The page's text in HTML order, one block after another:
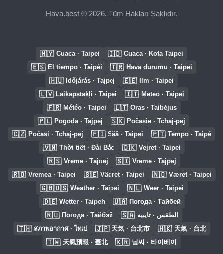
Hava.best © 2026. Tüm Hakları Saklıdır.
🇲🇾 Cuaca · Taipei 🇮🇩 Cuaca · Kota Taipei
🇪🇸 El tiempo · Taipéi 🇹🇷 Hava durumu · Taipei
🇭🇺 Időjárás · Tajpej 🇪🇪 Ilm · Taipei
🇱🇻 Laikapstākļi · Taipei 🇮🇹 Meteo · Taipei
🇫🇷 Météo · Taipei 🇱🇹 Oras · Taibėjus
🇵🇱 Pogoda · Tajpej 🇸🇰 Počasie · Tchaj-pej
🇨🇿 Počasí · Tchaj-pej 🇫🇮 Sää · Taipei 🇵🇹 Tempo · Taipé
🇻🇳 Thời tiết · Đài Bắc 🇩🇰 Vejret · Taipei
🇷🇸 Vreme · Тајпеј 🇸🇮 Vreme · Tajpej
🇷🇴 Vremea · Taipei 🇸🇪 Vädret · Taipei 🇳🇴 Været · Taipei
🇬🇧🇺🇸 Weather · Taipei 🇳🇱 Weer · Taipei
🇩🇪 Wetter · Taipeh 🇺🇦 Погода · Тайбей
🇷🇺 Погода · Тайбэй 🇸🇦 الطقس · تايبيه
🇹🇭 สภาพอากาศ · ไทเป 🇯🇵 天気 · 台北市 🇭🇰 天氣 · 台北
🇹🇼 天氣預報 · 臺北 🇰🇷 날씨 · 타이베이